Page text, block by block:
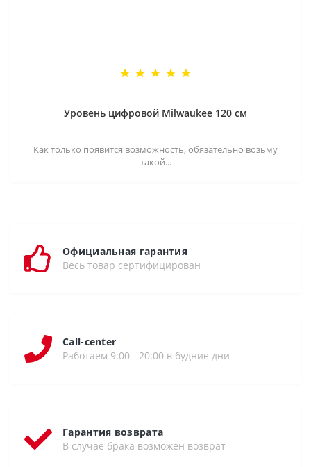
Уровень цифровой Milwaukee 120 см
Как только появится возможность, обязательно возьму
такой...
Официальная гарантия
Весь товар сертифицирован
Call-center
Работаем 9:00 - 20:00 в будние дни
Гарантия возврата
В случае брака возможен возврат